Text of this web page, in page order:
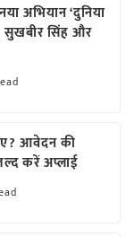
अभियान ‘दुनिया
सुखबीर सिंह और
आवेदन की
करें अप्लाई